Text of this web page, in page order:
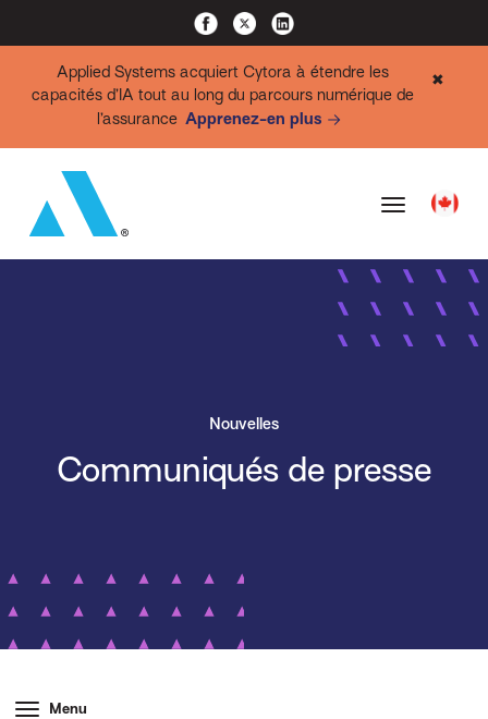
Applied Systems acquiert Cytora à étendre les
capacités d’IA tout au long du parcours numérique de
l’assurance Apprenez-en plus
✖
Nouvelles
Communiqués de presse
Menu